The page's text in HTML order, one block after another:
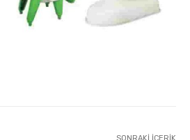
SONRAKI İÇERIK